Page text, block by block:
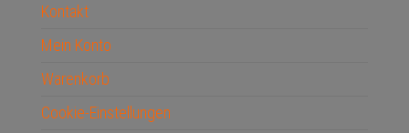
Kontakt
Mein Konto
Warenkorb
Cookie-Einstellungen